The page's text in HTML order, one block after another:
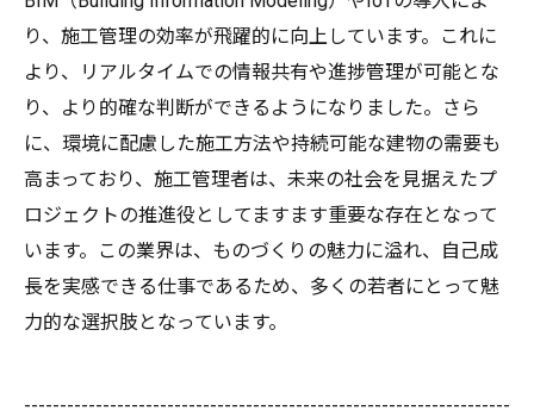
り、施工管理の効率が飛躍的に向上しています。これに
より、リアルタイムでの情報共有や進捗管理が可能とな
り、より的確な判断ができるようになりました。さら
に、環境に配慮した施工方法や持続可能な建物の需要も
高まっており、施工管理者は、未来の社会を見据えたプ
ロジェクトの推進役としてますます重要な存在となって
います。この業界は、ものづくりの魅力に溢れ、自己成
長を実感できる仕事であるため、多くの若者にとって魅
力的な選択肢となっています。
--------------------------------------------------------------------